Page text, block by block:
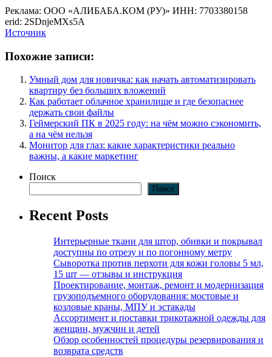
Реклама: ООО «АЛИБАБА.КОМ (РУ)» ИНН: 7703380158
erid: 2SDnjeMXs5A
Источник
Похожие записи:
Умный дом для новичка: как начать автоматизировать
квартиру без больших вложений
Как работает облачное хранилище и где безопаснее
держать свои файлы
Геймерский ПК в 2025 году: на чём можно сэкономить,
а на чём нельзя
Монитор для глаз: какие характеристики реально
важны, а какие маркетинг
Поиск
Поиск
Recent Posts
Интерьерные ткани для штор, обивки и покрывал
доступны по отрезу и по погонному метру
Сыворотка против перхоти для кожи головы 5 мл,
15 шт — отзывы и инструкция
Проектирование, монтаж, ремонт и модернизация
грузоподъемного оборудования: мостовые и
козловые краны, МПУ и эстакады
Ассортимент и поставки трикотажной одежды для
женщин, мужчин и детей
Обзор особенностей процедуры резервирования и
возврата средств